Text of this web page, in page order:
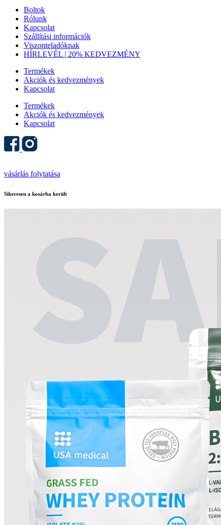
Boltok
Rólunk
Kapcsolat
Szállítási információk
Viszonteladóknak
HÍRLEVÉL | 20% KEDVEZMÉNY
Termékek
Akciók és kedvezmények
Kapcsolat
Termékek
Akciók és kedvezmények
Kapcsolat
vásárlás folytatása
Sikeresen a kosárba került